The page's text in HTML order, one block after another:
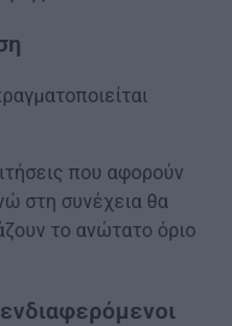
που αφορούν
στη συνέχεια θα
το ανώτατο όριο